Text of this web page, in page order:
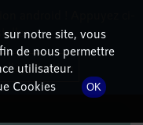
notre site, vous
de nous permettre
utilisateur.
Cookies
OK
l'application